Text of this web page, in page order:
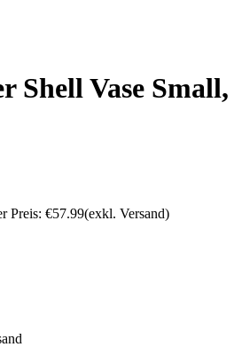
Shell Vase Small,
Preis: €57.99(exkl. Versand)